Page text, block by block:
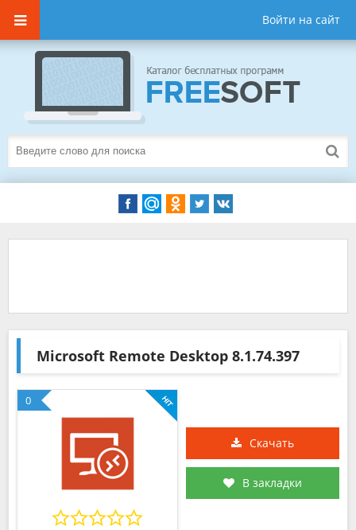
Войти на сайт
Microsoft Remote Desktop 8.1.74.397
0
Скачать
В закладки